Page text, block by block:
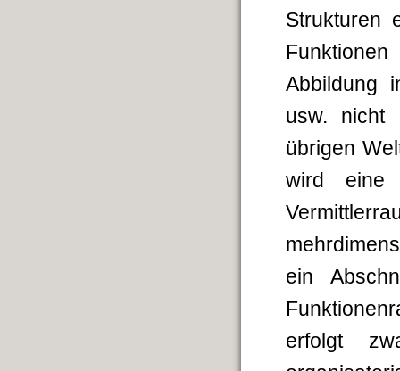
Strukturen
Abbildung
usw. nicht
übrigen
wird eine
ein
erfolgt